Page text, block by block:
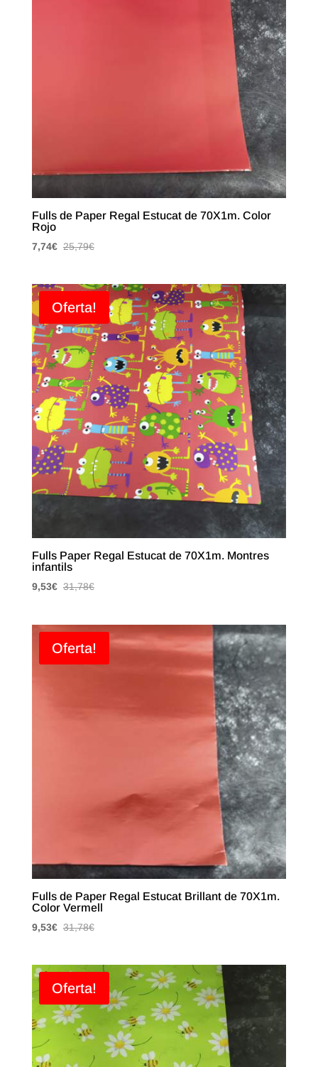
Fulls de Paper Regal Estucat de 70X1m. Color
Rojo
7,74€ 25,79€
Oferta!
Fulls Paper Regal Estucat de 70X1m. Montres
infantils
9,53€ 31,78€
Oferta!
Fulls de Paper Regal Estucat Brillant de 70X1m.
Color Vermell
9,53€ 31,78€
Oferta!